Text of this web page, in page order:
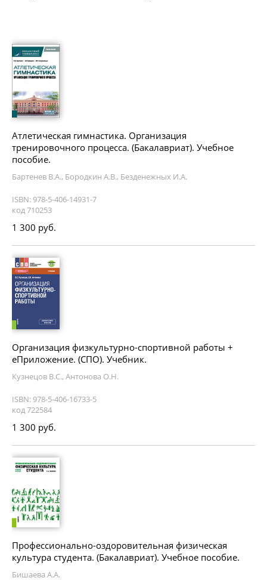
Атлетическая гимнастика. Организация
тренировочного процесса. (Бакалавриат). Учебное
пособие.
Бартенев В.А., Бородкин А.В., Безденежных И.А.
ISBN: 978-5-406-14931-7
код 710253
1 300 руб.
Организация физкультурно-спортивной работы +
еПриложение. (СПО). Учебник.
Кузнецов В.С., Антонова О.Н.
ISBN: 978-5-406-16733-5
код 722584
1 300 руб.
Профессионально-оздоровительная физическая
культура студента. (Бакалавриат). Учебное пособие.
Бишаева А.А.